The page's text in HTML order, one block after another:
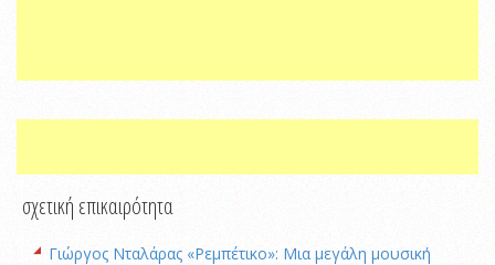
σχετική επικαιρότητα
Γιώργος Νταλάρας «Ρεμπέτικο»: Μια μεγάλη μουσική